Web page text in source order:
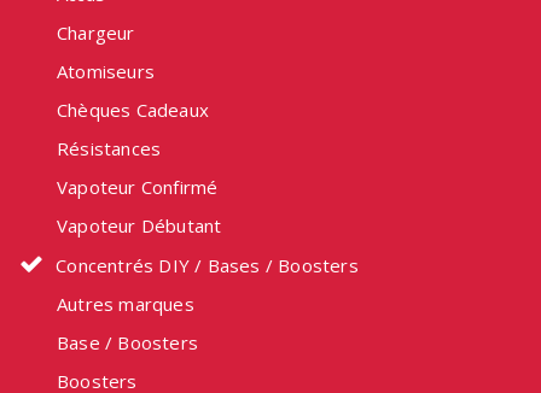
Chargeur
Atomiseurs
Chèques Cadeaux
Résistances
Vapoteur Confirmé
Vapoteur Débutant
Concentrés DIY / Bases / Boosters
Autres marques
Base / Boosters
Boosters